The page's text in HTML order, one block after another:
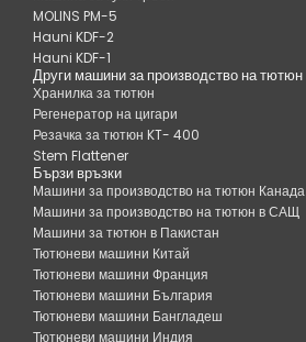
MOLINS PM-5
Hauni KDF-2
Hauni KDF-1
Други машини за производство на тютюн
Хранилка за тютюн
Регенератор на цигари
Резачка за тютюн KT- 400
Stem Flattener
Бързи връзки
Машини за производство на тютюн Канада
Машини за производство на тютюн в САЩ
Машини за тютюн в Пакистан
Тютюневи машини Китай
Тютюневи машини Франция
Тютюневи машини България
Тютюневи машини Бангладеш
Тютюневи машини Индия